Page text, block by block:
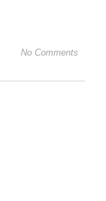
No Comments